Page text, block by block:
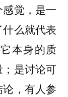
觉，是一
么就代表
本身的质
是讨论可
，有人参